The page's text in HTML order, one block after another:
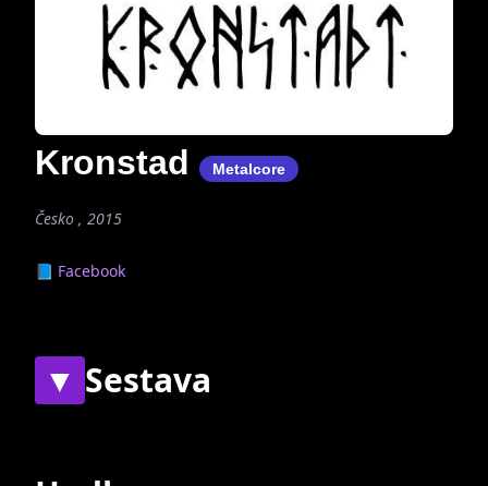
Kronstad Metalcore
Česko , 2015
📘 Facebook
▼ Sestava